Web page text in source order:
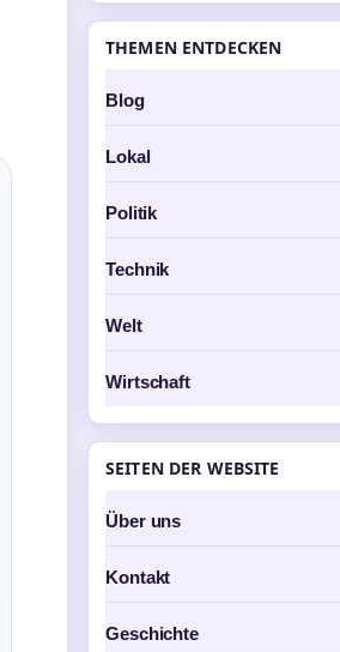
THEMEN ENTDECKEN
Blog
Lokal
Politik
Technik
Welt
Wirtschaft
SEITEN DER WEBSITE
Über uns
Kontakt
Geschichte